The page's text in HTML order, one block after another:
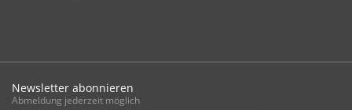
Newsletter abonnieren
Abmeldung jederzeit möglich